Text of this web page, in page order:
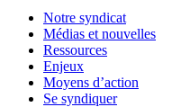
Notre syndicat
Médias et nouvelles
Ressources
Enjeux
Moyens d’action
Se syndiquer